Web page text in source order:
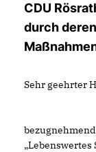
CDU
durch
Sehr geehrter
Lebenswertes